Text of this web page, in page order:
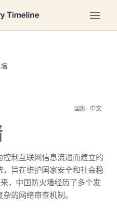
国家 · 中文
制互联网信息流通而建立的
旨在维护国家安全和社会稳
，中国防火墙经历了多个发
的网络审查机制。